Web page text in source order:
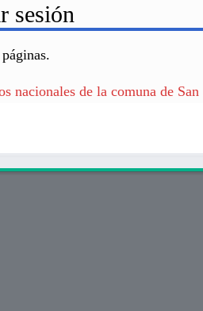
sesión
nacionales de la comuna de San